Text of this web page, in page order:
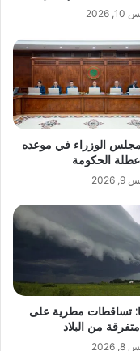
مجلس الوزراء في موعده
الحكومة
تساقطات مطرية على
من البلاد